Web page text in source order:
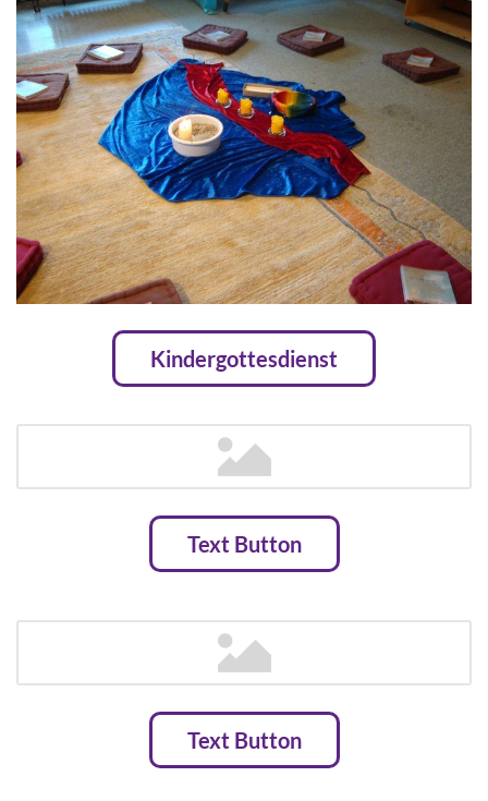
Kindergottesdienst
Text Button
Text Button